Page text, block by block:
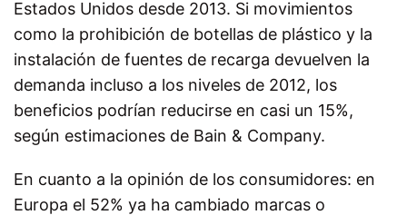
Estados Unidos desde 2013. Si movimientos
como la prohibición de botellas de plástico y la
instalación de fuentes de recarga devuelven la
demanda incluso a los niveles de 2012, los
beneficios podrían reducirse en casi un 15%,
según estimaciones de Bain & Company.
En cuanto a la opinión de los consumidores: en
Europa el 52% ya ha cambiado marcas o